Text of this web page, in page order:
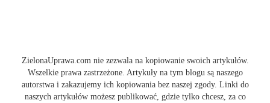
ZielonaUprawa.com nie zezwala na kopiowanie swoich artykułów.
Wszelkie prawa zastrzeżone. Artykuły na tym blogu są naszego
autorstwa i zakazujemy ich kopiowania bez naszej zgody. Linki do
naszych artykułów możesz publikować, gdzie tylko chcesz, za co